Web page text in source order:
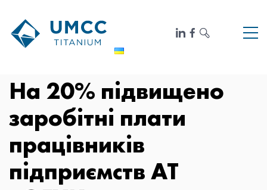
На 20% підвищено
заробітні плати
працівників
підприємств АТ